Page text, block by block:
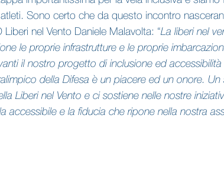
Sono certo che da questo incontro
Liberi nel Vento Daniele Malavolta: “La liberi nel
le proprie infrastrutture e le proprie
il nostro progetto di inclusione ed
della Difesa è un piacere ed un onore.
Liberi nel Vento e ci sostiene nelle nostre
accessibile e la fiducia che ripone nella nostra